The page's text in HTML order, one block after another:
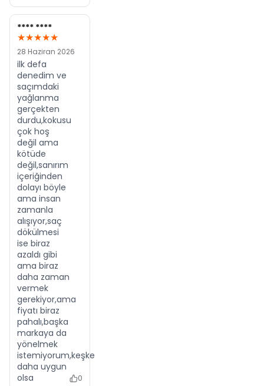
**** ****
★★★★★
28 Haziran 2026
ilk defa
denedim ve
saçımdaki
yağlanma
gerçekten
durdu,kokusu
çok hoş
değil ama
kötüde
değil,sanırım
içeriğinden
dolayı böyle
ama insan
zamanla
alışıyor,saç
dökülmesi
ise biraz
azaldı gibi
ama biraz
daha zaman
vermek
gerekiyor,ama
fiyatı biraz
pahalı,başka
markaya da
yönelmek
istemiyorum,keşke
daha uygun
olsa
0